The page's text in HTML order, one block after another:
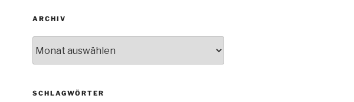
ARCHIV
SCHLAGWÖRTER